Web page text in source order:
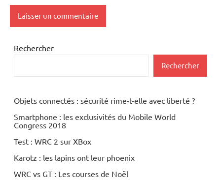
Rechercher
Rechercher
Objets connectés : sécurité rime-t-elle avec liberté ?
Smartphone : les exclusivités du Mobile World
Congress 2018
Test : WRC 2 sur XBox
Karotz : les lapins ont leur phoenix
WRC vs GT : Les courses de Noël